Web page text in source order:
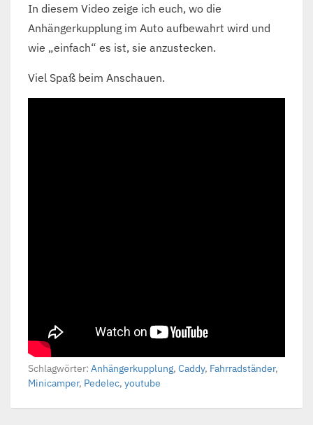
In diesem Video zeige ich euch, wo die
Anhängerkupplung im Auto aufbewahrt wird und
wie „einfach“ es ist, sie anzustecken.
Viel Spaß beim Anschauen.
Schlagwörter: Anhängerkupplung, Caddy, Fahrradständer,
Minicamper, Pedelec, youtube